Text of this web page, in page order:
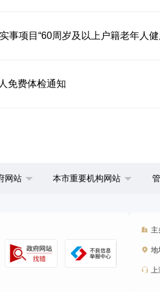
事项目“60周岁及以上户籍老年人
免费体检通知
网站 本市重要机构网站
地
上